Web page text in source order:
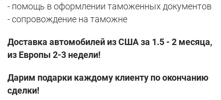
- помощь в оформлении таможенных документов
- сопровождение на таможне
Доставка автомобилей из США за 1.5 - 2 месяца,
из Европы 2-3 недели!
Дарим подарки каждому клиенту по окончанию
сделки!